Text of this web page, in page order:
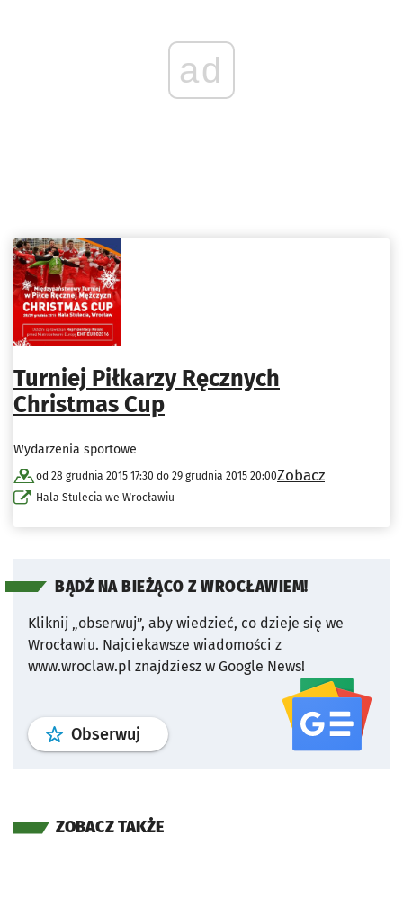
ad
Turniej Piłkarzy Ręcznych
Christmas Cup
Wydarzenia sportowe
od 28 grudnia 2015 17:30 do 29 grudnia 2015 20:00
Hala Stulecia we Wrocławiu
Zobacz
BĄDŹ NA BIEŻĄCO Z WROCŁAWIEM!
Kliknij „obserwuj”, aby wiedzieć, co dzieje się we
Wrocławiu. Najciekawsze wiadomości z
www.wroclaw.pl znajdziesz w Google News!
Obserwuj profil serwisu
ZOBACZ TAKŻE